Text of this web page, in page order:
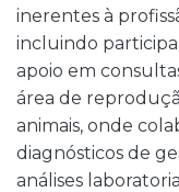
inerentes à
incluindo
apoio em
área de
animais, onde
diagnósticos de
análises